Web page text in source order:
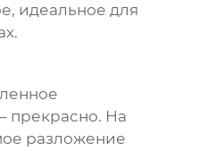
идеальное для
прекрасно. На
разложение